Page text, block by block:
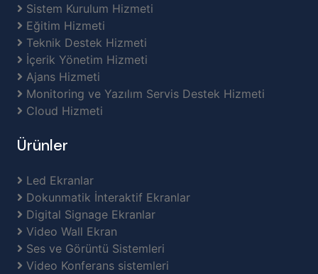
Sistem Kurulum Hizmeti
Eğitim Hizmeti
Teknik Destek Hizmeti
İçerik Yönetim Hizmeti
Ajans Hizmeti
Monitoring ve Yazılım Servis Destek Hizmeti
Cloud Hizmeti
Ürünler
Led Ekranlar
Dokunmatik İnteraktif Ekranlar
Digital Signage Ekranlar
Video Wall Ekran
Ses ve Görüntü Sistemleri
Video Konferans sistemleri